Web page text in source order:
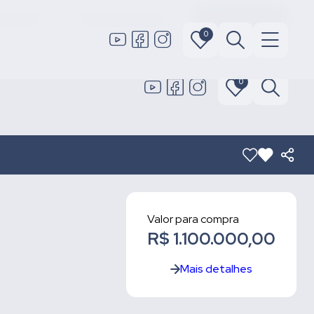
0
0
Valor para compra
R$ 1.100.000,00
Mais detalhes